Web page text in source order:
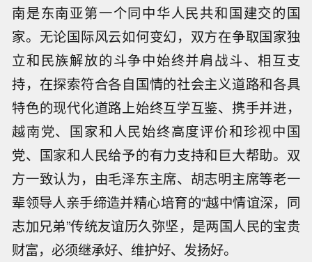
南是东南亚第一个同中华人民共和国建交的国
家。无论国际风云如何变幻，双方在争取国家独
立和民族解放的斗争中始终并肩战斗、相互支
持，在探索符合各自国情的社会主义道路和各具
特色的现代化道路上始终互学互鉴、携手并进，
越南党、国家和人民始终高度评价和珍视中国
党、国家和人民给予的有力支持和巨大帮助。双
方一致认为，由毛泽东主席、胡志明主席等老一
辈领导人亲手缔造并精心培育的“越中情谊深，同
志加兄弟”传统友谊历久弥坚，是两国人民的宝贵
财富，必须继承好、维护好、发扬好。